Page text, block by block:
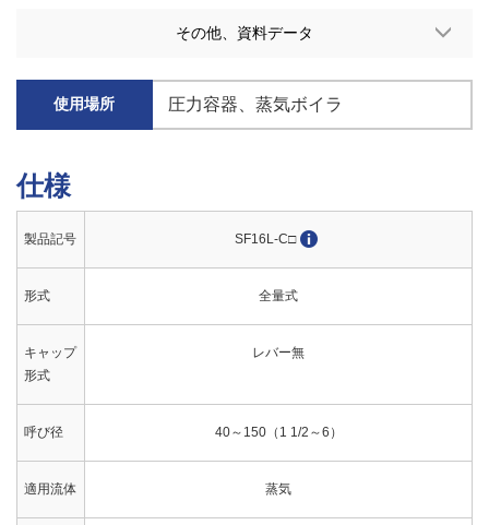
その他、資料データ
使用場所 圧力容器 蒸気ボイラ
仕様
製品記号 SF16L-C□
形式 全量式
キャップ
形式
レバー無
呼び径 40～150（1 1/2～6）
適用流体 蒸気